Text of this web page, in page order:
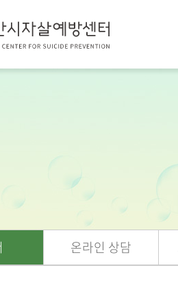
온라인 상담